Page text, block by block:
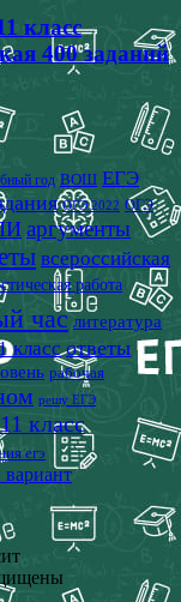
класс
400 заданий
год ВОШ ЕГЭ
ОГЭ 2022 ОГЭ
аргументы
всероссийская
работа
час литература
классответы
рабочая
решу ЕГЭ
класс
егэ